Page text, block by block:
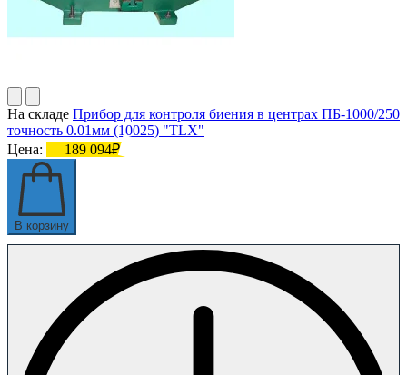
На складе Прибор для контроля биения в центрах ПБ-1000/250
точность 0.01мм (10025) "TLX"
Цена:
189 094₽
В корзину